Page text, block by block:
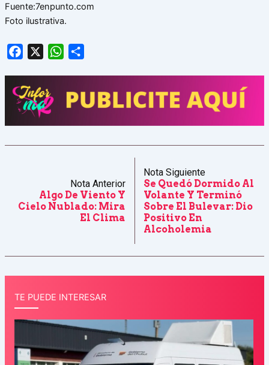
Fuente:7enpunto.com
Foto ilustrativa.
Facebook WhatsApp
Nota Anterior
Algo De Viento Y
Cielo Nublado: Mira
El Clima
Nota Siguiente
Se Quedó Dormido Al
Volante Y Terminó
Sobre El Bulevar: Dio
Positivo En
Alcoholemia
TE PUEDE INTERESAR